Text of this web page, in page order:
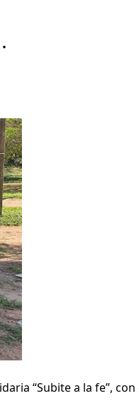
“Subite a la fe”,